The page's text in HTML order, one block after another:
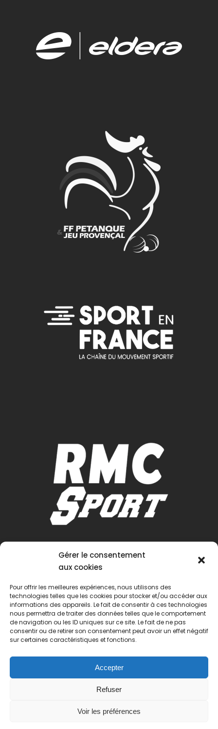
Gérer le consentement
aux cookies
Pour offrir les meilleures expériences, nous utilisons des
technologies telles que les cookies pour stocker et/ou accéder aux
informations des appareils. Le fait de consentir à ces technologies
nous permettra de traiter des données telles que le comportement
de navigation ou les ID uniques sur ce site. Le fait de ne pas
consentir ou de retirer son consentement peut avoir un effet négatif
sur certaines caractéristiques et fonctions.
Accepter
Refuser
Voir les préférences